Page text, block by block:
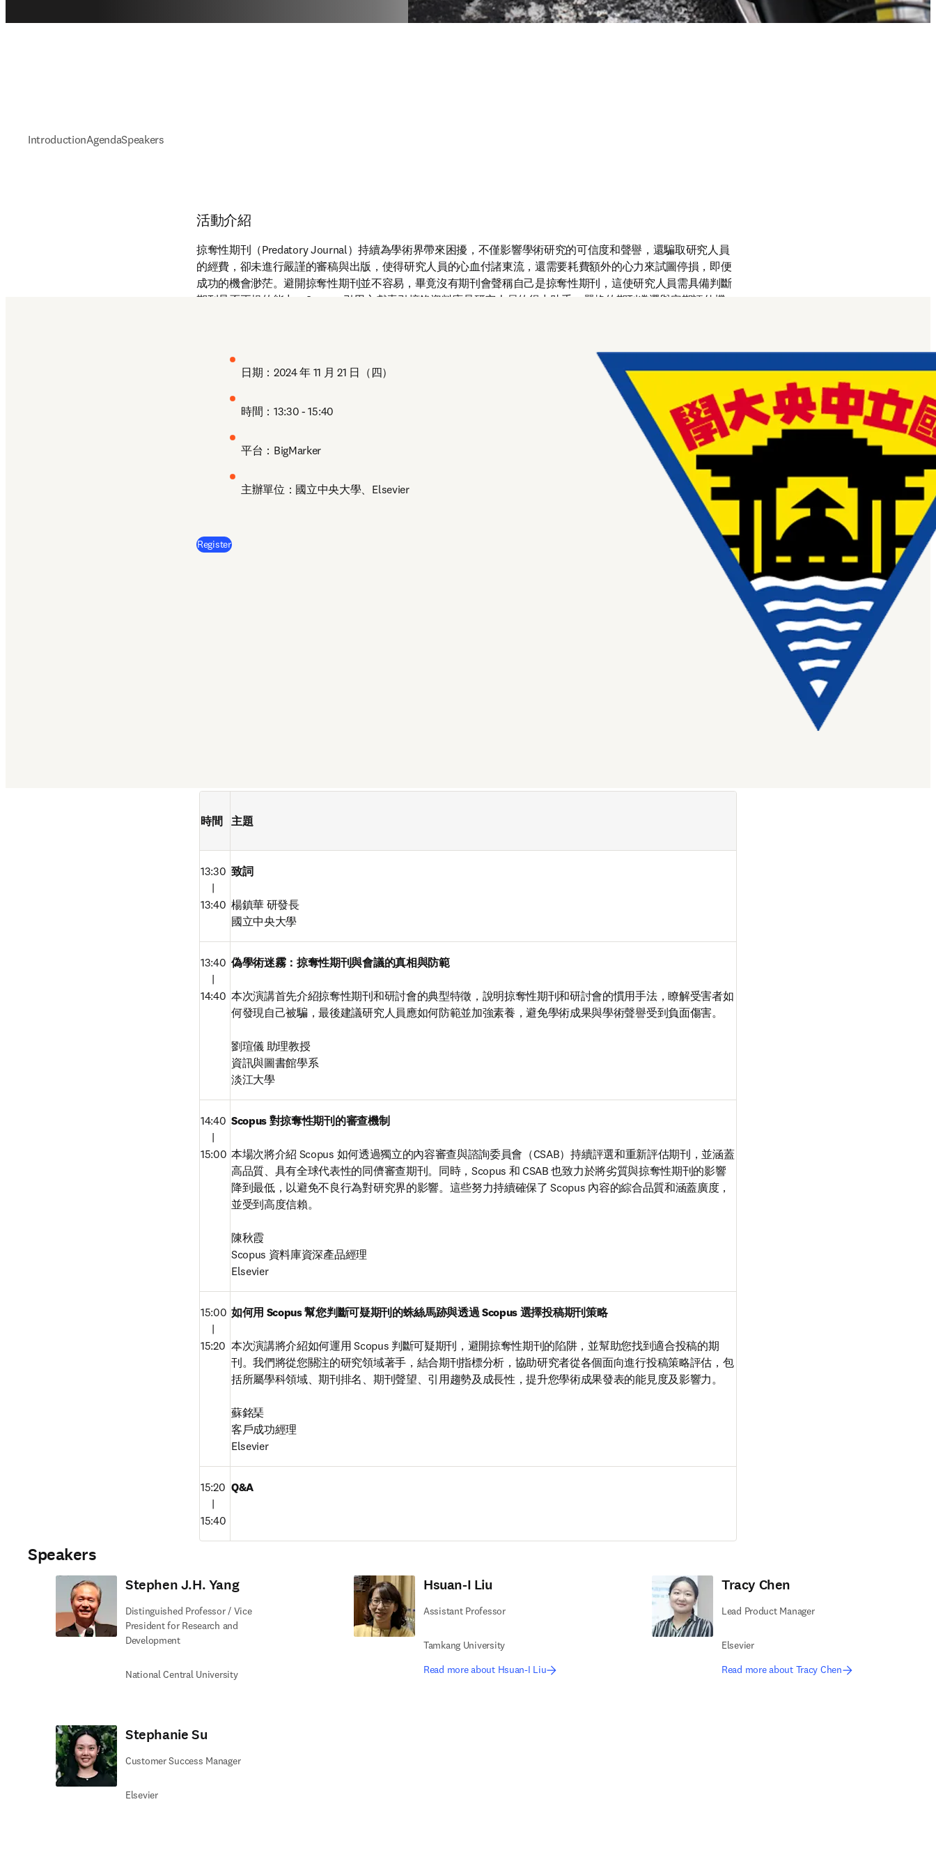
IntroductionAgendaSpeakers
活動介紹
掠奪性期刊（Predatory Journal）持續為學術界帶來困擾，不僅影響學術研究的可信度和聲譽，還騙取研究人員
的經費，卻未進行嚴謹的審稿與出版，使得研究人員的心血付諸東流，還需要耗費額外的心力來試圖停損，即便
成功的機會渺茫。避開掠奪性期刊並不容易，畢竟沒有期刊會聲稱自己是掠奪性期刊，這使研究人員需具備判斷
期刊是否正規的能力。Scopus 引用文獻索引摘錄資料庫是研究人員的得力助手，嚴格的期刊遴選與定期評估機
日期：2024 年 11 月 21 日（四）
時間：13:30 - 15:40
平台：BigMarker
主辦單位：國立中央大學、Elsevier
Register(
時間 主題
13:30
|
13:40
致詞
楊鎮華 研發長
國立中央大學
13:40
|
14:40
偽學術迷霧：掠奪性期刊與會議的真相與防範
本次演講首先介紹掠奪性期刊和研討會的典型特徵，說明掠奪性期刊和研討會的慣用手法，瞭解受害者如
何發現自己被騙，最後建議研究人員應如何防範並加強素養，避免學術成果與學術聲譽受到負面傷害。
劉瑄儀 助理教授
資訊與圖書館學系
淡江大學
14:40
|
15:00
Scopus 對掠奪性期刊的審查機制
本場次將介紹 Scopus 如何透過獨立的內容審查與諮詢委員會（CSAB）持續評選和重新評估期刊，並涵蓋
高品質、具有全球代表性的同儕審查期刊。同時，Scopus 和 CSAB 也致力於將劣質與掠奪性期刊的影響
降到最低，以避免不良行為對研究界的影響。這些努力持續確保了 Scopus 內容的綜合品質和涵蓋廣度，
並受到高度信賴。
陳秋霞
Scopus 資料庫資深產品經理
Elsevier
15:00
|
15:20
如何用 Scopus 幫您判斷可疑期刊的蛛絲馬跡與透過 Scopus 選擇投稿期刊策略
本次演講將介紹如何運用 Scopus 判斷可疑期刊，避開掠奪性期刊的陷阱，並幫助您找到適合投稿的期
刊。我們將從您關注的研究領域著手，結合期刊指標分析，協助研究者從各個面向進行投稿策略評估，包
括所屬學科領域、期刊排名、期刊聲望、引用趨勢及成長性，提升您學術成果發表的能見度及影響力。
蘇銘琹
客戶成功經理
Elsevier
15:20
|
15:40
Q&A
Speakers
Stephen J.H. Yang
Distinguished Professor / Vice
President for Research and
Development
National Central University
Hsuan-I Liu
Assistant Professor
Tamkang University
Read more about Hsuan-I Liu
Tracy Chen
Lead Product Manager
Elsevier
Read more about Tracy Chen
Stephanie Su
Customer Success Manager
Elsevier